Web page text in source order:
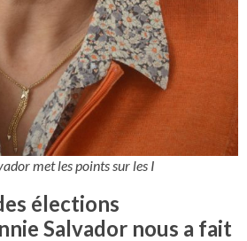
met les points sur les I
élections
Salvador nous a fait